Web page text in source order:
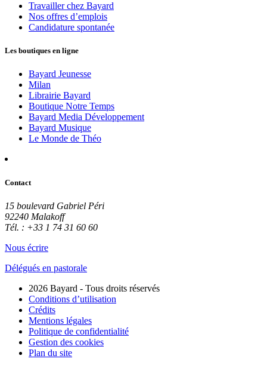
Travailler chez Bayard
Nos offres d’emplois
Candidature spontanée
Les boutiques en ligne
Bayard Jeunesse
Milan
Librairie Bayard
Boutique Notre Temps
Bayard Media Développement
Bayard Musique
Le Monde de Théo
Contact
15 boulevard Gabriel Péri
92240 Malakoff
Tél. : +33 1 74 31 60 60
Nous écrire
Délégués en pastorale
2026 Bayard - Tous droits réservés
Conditions d’utilisation
Crédits
Mentions légales
Politique de confidentialité
Gestion des cookies
Plan du site